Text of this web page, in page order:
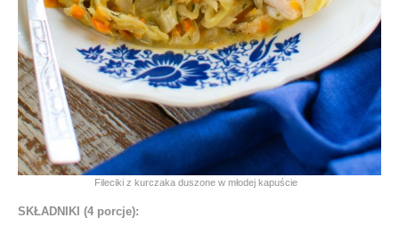
Fileciki z kurczaka duszone w młodej kapuście
SKŁADNIKI (4 porcje):